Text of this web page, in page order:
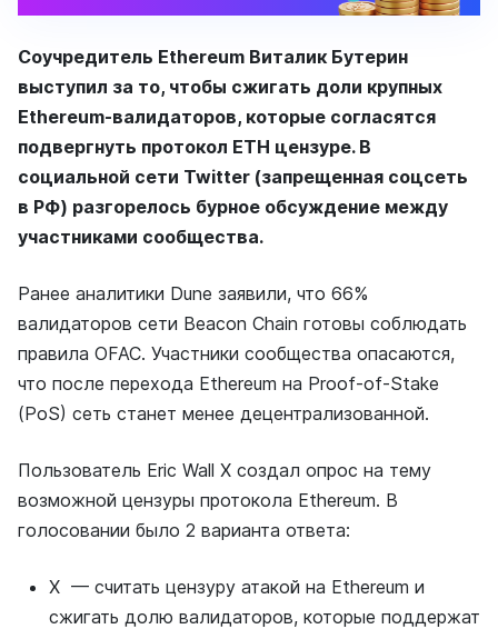
Соучредитель Ethereum Виталик Бутерин
выступил за то, чтобы сжигать доли крупных
Ethereum-валидаторов, которые согласятся
подвергнуть протокол ETH цензуре. В
социальной сети Twitter (запрещенная соцсеть
в РФ) разгорелось бурное обсуждение между
участниками сообщества.
Ранее аналитики Dune заявили, что 66%
валидаторов сети Beacon Chain готовы соблюдать
правила OFAC. Участники сообщества опасаются,
что после перехода Ethereum на Proof-of-Stake
(PoS) сеть станет менее децентрализованной.
Пользователь Eric Wall X создал опрос на тему
возможной цензуры протокола Ethereum. В
голосовании было 2 варианта ответа:
X — считать цензуру атакой на Ethereum и
сжигать долю валидаторов, которые поддержат